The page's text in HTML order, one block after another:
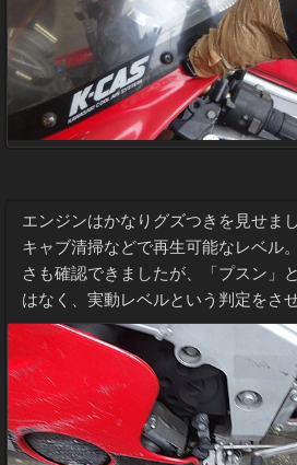
エンジンはかなりグズつきを見せま
キャブ清掃などで再生可能なレベル
さも確認できましたが、「プスン」
はなく、実動レベルという判定をさ